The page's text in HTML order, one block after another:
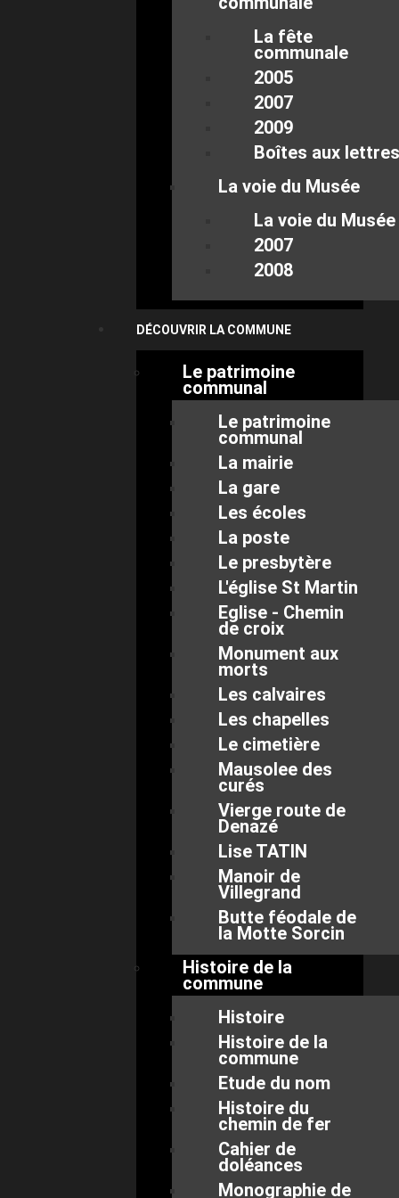
La fête
communale
2005
2007
2009
Boîtes aux lettres
La voie du Musée
La voie du Musée
2007
2008
DÉCOUVRIR LA COMMUNE
Le patrimoine
communal
Le patrimoine
communal
La mairie
La gare
Les écoles
La poste
Le presbytère
L'église St Martin
Eglise - Chemin
de croix
Monument aux
morts
Les calvaires
Les chapelles
Le cimetière
Mausolee des
curés
Vierge route de
Denazé
Lise TATIN
Manoir de
Villegrand
Butte féodale de
la Motte Sorcin
Histoire de la
commune
Histoire
Histoire de la
commune
Etude du nom
Histoire du
chemin de fer
Cahier de
doléances
Monographie de